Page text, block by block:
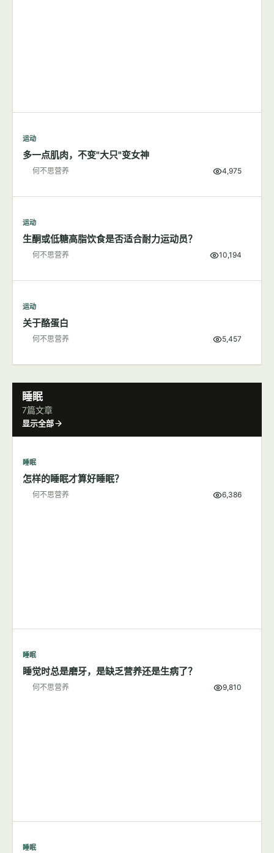
运动
多一点肌肉，不变"大只"变女神
何不思营养 4,975
运动
生酮或低糖高脂饮食是否适合耐力运动员？
何不思营养 10,194
运动
关于酪蛋白
何不思营养 5,457
睡眠
7篇文章
显示全部
睡眠
怎样的睡眠才算好睡眠？
何不思营养 6,386
睡眠
睡觉时总是磨牙，是缺乏营养还是生病了？
何不思营养 9,810
睡眠